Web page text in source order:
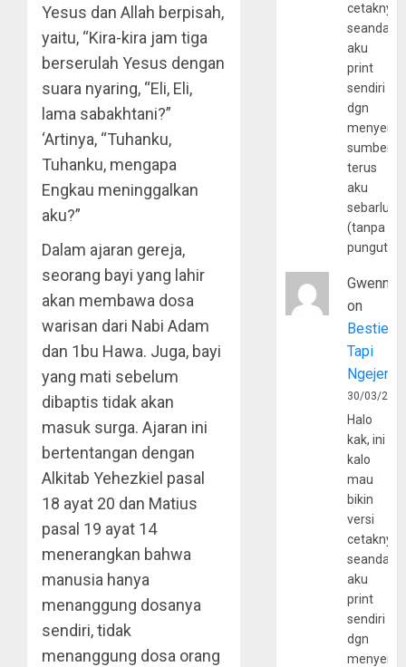
Yesus dan Allah berpisah,
yaitu, “Kira-kira jam tiga
berserulah Yesus dengan
suara nyaring, “Eli, Eli,
lama sabakhtani?”
‘Artinya, “Tuhanku,
Tuhanku, mengapa
Engkau meninggalkan
aku?”
Dalam ajaran gereja,
seorang bayi yang lahir
akan membawa dosa
warisan dari Nabi Adam
dan 1bu Hawa. Juga, bayi
yang mati sebelum
dibaptis tidak akan
masuk surga. Ajaran ini
bertentangan dengan
Alkitab Yehezkiel pasal
18 ayat 20 dan Matius
pasal 19 ayat 14
menerangkan bahwa
manusia hanya
menanggung dosanya
sendiri, tidak
menanggung dosa orang
cetaknya
aku
print
sendiri
dgn
sumber
terus
aku
(tanpa
Gwenny
on
Bestie
Tapi
30/03/
Halo
kak, ini
kalo
mau
bikin
versi
cetaknya
aku
print
sendiri
dgn